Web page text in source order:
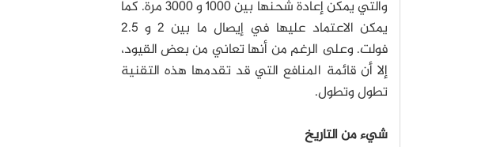
والتي يمكن إعادة شحنها بين 1000 و 3000 مرة. كما
يمكن الاعتماد عليها في إيصال ما بين 2 و 2.5
فولت. وعلى الرغم من أنها تعاني من بعض القيود،
إلا أن قائمة المنافع التي قد تقدمها هذه التقنية
تطول وتطول.
شيء من التاريخ